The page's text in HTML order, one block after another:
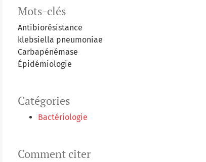
Mots-clés
Antibiorésistance
klebsiella pneumoniae
Carbapénémase
Épidémiologie
Catégories
Bactériologie
Comment citer